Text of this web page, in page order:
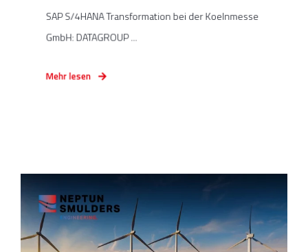
SAP S/4HANA Transformation bei der Koelnmesse
GmbH: DATAGROUP ...
Mehr lesen